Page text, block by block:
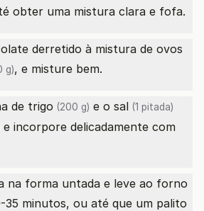
obter uma mistura clara e fofa.
derretido à mistura de ovos
g), e misture bem.
de trigo (200 g) e o sal (1 pitada)
incorpore delicadamente com
na forma untada e leve ao forno
35 minutos, ou até que um palito